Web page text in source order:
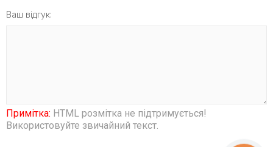
Ваш відгук:
Примітка: HTML розмітка не підтримується!
Використовуйте звичайний текст.